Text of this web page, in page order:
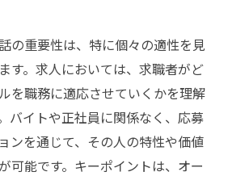
の重要性は、特に個々の適性を見
す。求人においては、求職者がど
を職務に適応させていくかを理解
バイトや正社員に関係なく、応募
ンを通じて、その人の特性や価値
可能です。キーポイントは、オー